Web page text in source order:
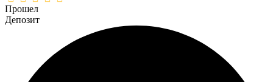
Прошел
Депозит